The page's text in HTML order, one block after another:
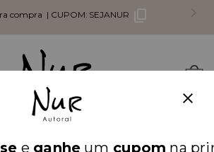
compra | CUPOM: SEJANUR
e ganhe um cupom na